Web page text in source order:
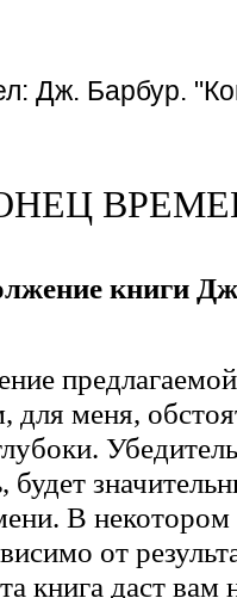
Дж. Барбур.
книги
для меня,
будет
В
от
книга даст